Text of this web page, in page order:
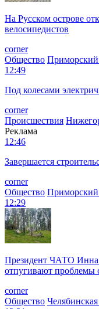
На Русском острове
велосипедистов
corner
Общество Приморский
12:49
Под колесами
corner
Происшествия
Реклама
12:46
Завершается
corner
Общество Приморский
12:29
Президент ЧАТО Инна
отпугивают
corner
Общество Челябинская